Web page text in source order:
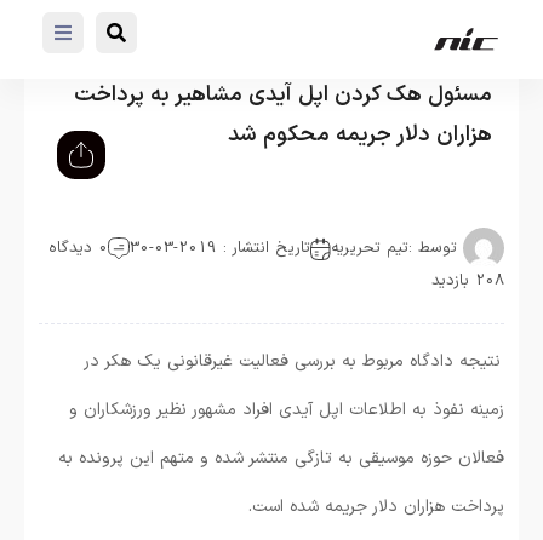
مسئول هک کردن اپل آیدی مشاهیر به پرداخت
هزاران دلار جریمه محکوم شد
توسط :تیم تحریریه تاریخ انتشار : 2019-03-30
0 دیدگاه
208 بازدید
نتیجه دادگاه مربوط به بررسی فعالیت غیرقانونی یک هکر در
زمینه نفوذ به اطلاعات اپل آیدی افراد مشهور نظیر ورزشکاران و
فعالان حوزه موسیقی به تازگی منتشر شده و متهم این پرونده به
پرداخت هزاران دلار جریمه شده است.